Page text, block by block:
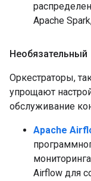
Apache
Необязательный
Оркестраторы,
упрощают
обслуживание
Apache
Airflow для